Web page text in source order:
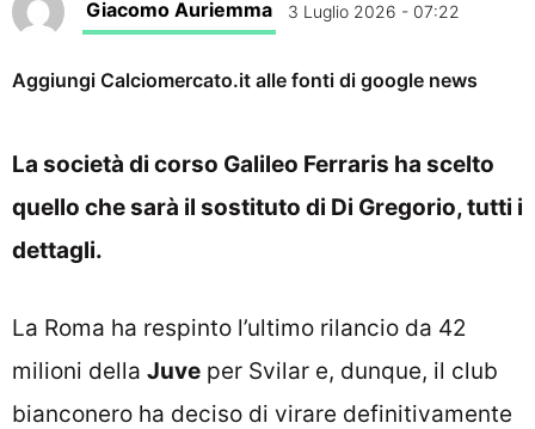
Giacomo Auriemma 3 Luglio 2026 - 07:22
Aggiungi Calciomercato.it alle fonti di google news
La società di corso Galileo Ferraris ha scelto
quello che sarà il sostituto di Di Gregorio, tutti i
dettagli.
La Roma ha respinto l’ultimo rilancio da 42
milioni della Juve per Svilar e, dunque, il club
bianconero ha deciso di virare definitivamente